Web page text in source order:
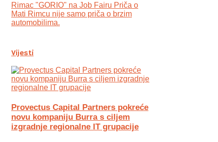
Rimac "GORIO" na Job Fairu Priča o
Mati Rimcu nije samo priča o brzim
automobilima.
Vijesti
Provectus Capital Partners pokreće
novu kompaniju Burra s ciljem
izgradnje regionalne IT grupacije